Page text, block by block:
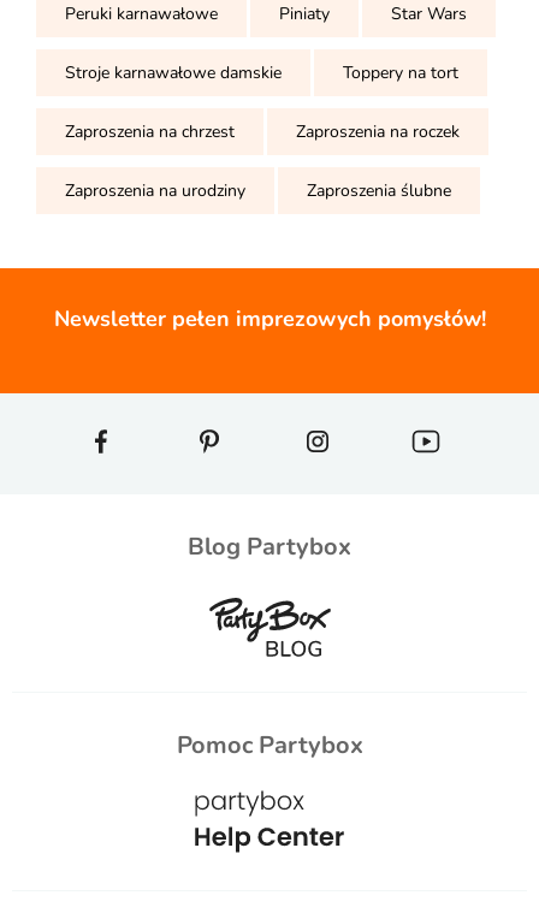
Peruki karnawałowe Piniaty Star Wars
Stroje karnawałowe damskie Toppery na tort
Zaproszenia na chrzest Zaproszenia na roczek
Zaproszenia na urodziny Zaproszenia ślubne
Newsletter pełen imprezowych pomysłów!
Blog Partybox
Pomoc Partybox